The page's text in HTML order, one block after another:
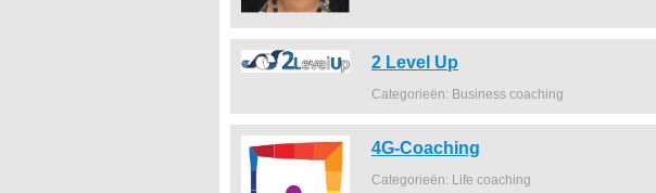
2 Level Up
Categorieën: Business coaching
4G-Coaching
Categorieën: Life coaching